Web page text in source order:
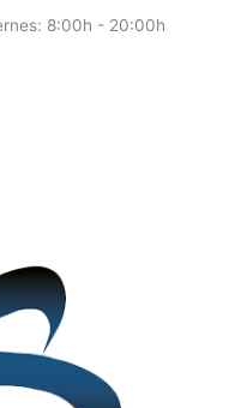
8:00h - 20:00h